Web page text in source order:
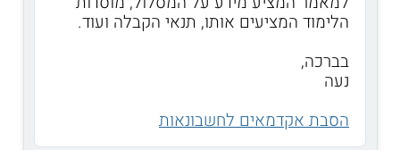
הלימוד המציעים אותו, תנאי הקבלה ועוד.
בברכה,
נעה
הסבת אקדמאים לחשבונאות